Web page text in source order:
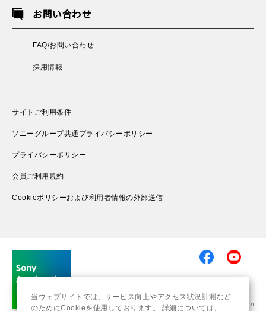
お問い合わせ
FAQ/お問い合わせ
採用情報
サイトご利用条件
ソニーグループ共通プライバシーポリシー
プライバシーポリシー
会員ご利用規約
Cookieポリシーおよび利用者情報の外部送信
© 2019-2026 Sony Group Corporation
当ウェブサイトでは、サービス向上やアクセス状況計測など
のためにCookieを使用しております。 詳細については、